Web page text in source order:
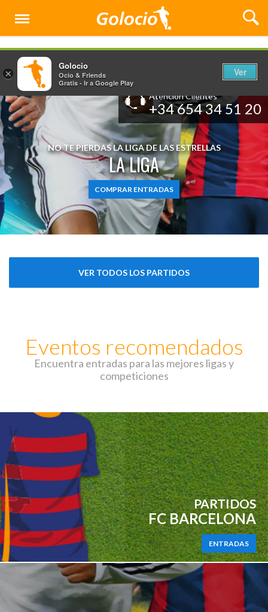
Menú
Atención Clientes
+34 654 34 51 20
NO TE PIERDAS LA LIGA DE LAS ESTRELLAS
LA LIGA
COMPRAR ENTRADAS
VER TODOS LOS PARTIDOS
Eventos recomendados
Encuentra entradas para las mejores ligas y
competiciones
PARTIDOS
FC BARCELONA
ENTRADAS
×
Golocio
Ocio & Friends
Gratis - Ir a Google Play
Ver